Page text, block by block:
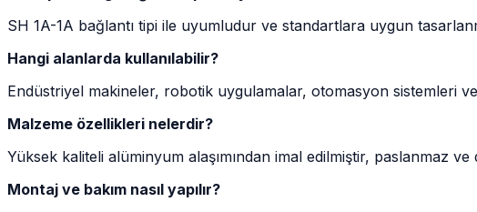
SH 1A-1A bağlantı tipi ile uyumludur ve standartlara uygun
Hangi alanlarda kullanılabilir?
Endüstriyel makineler, robotik uygulamalar, otomasyon sistemleri
Malzeme özellikleri nelerdir?
Yüksek kaliteli alüminyum alaşımından imal edilmiştir, paslanmaz ve
Montaj ve bakım nasıl yapılır?